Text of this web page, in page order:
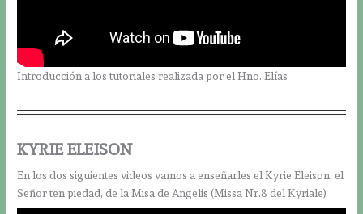
Introducción a los tutoriales realizada por el Hno. Elías
KYRIE ELEISON
En los dos siguientes videos vamos a enseñarles el Kyrie Eleison, el
Señor ten piedad, de la Misa de Angelis (Missa Nr.8 del Kyriale)